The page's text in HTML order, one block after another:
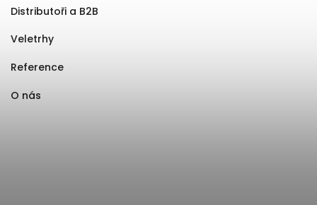
Distributoři a B2B
Veletrhy
Reference
O nás